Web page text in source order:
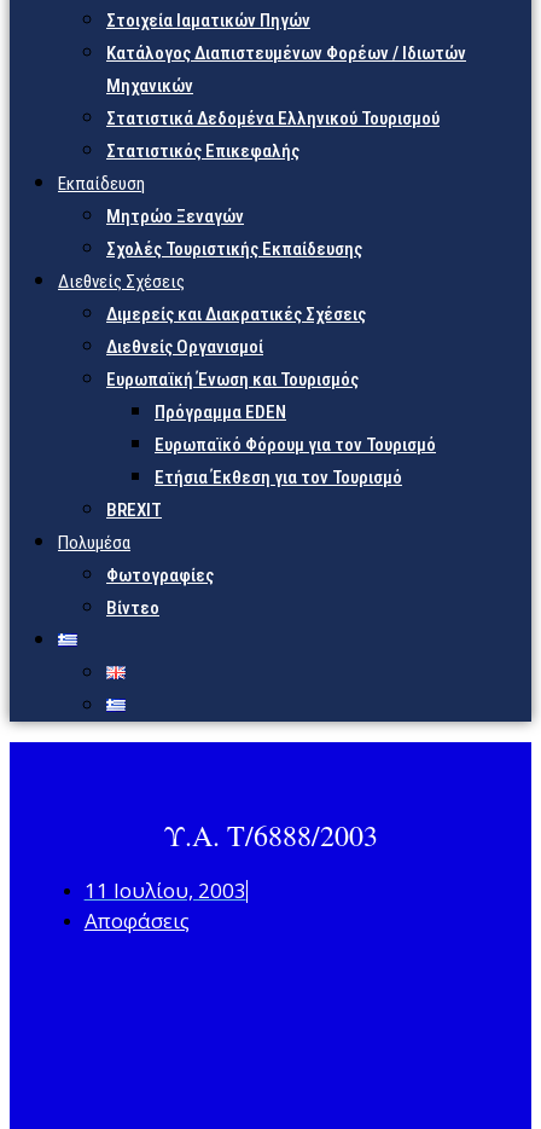
Στοιχεία Ιαματικών Πηγών
Κατάλογος Διαπιστευμένων Φορέων / Ιδιωτών
Μηχανικών
Στατιστικά Δεδομένα Ελληνικού Τουρισμού
Στατιστικός Επικεφαλής
Εκπαίδευση
Μητρώο Ξεναγών
Σχολές Τουριστικής Εκπαίδευσης
Διεθνείς Σχέσεις
Διμερείς και Διακρατικές Σχέσεις
Διεθνείς Οργανισμοί
Ευρωπαϊκή Ένωση και Τουρισμός
Πρόγραμμα EDEN
Ευρωπαϊκό Φόρουμ για τον Τουρισμό
Ετήσια Έκθεση για τον Τουρισμό
BREXIT
Πολυμέσα
Φωτογραφίες
Βίντεο
Υ.Α. Τ/6888/2003
11 Ιουλίου, 2003
Αποφάσεις